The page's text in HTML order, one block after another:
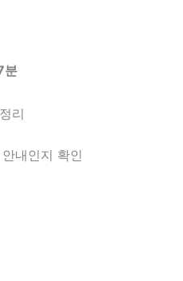
분
리
내인지 확인